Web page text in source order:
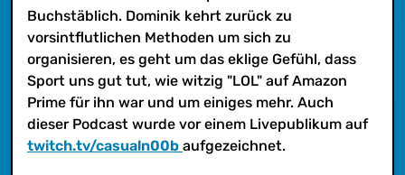
Buchstäblich. Dominik kehrt zurück zu
vorsintflutlichen Methoden um sich zu
organisieren, es geht um das eklige Gefühl, dass
Sport uns gut tut, wie witzig "LOL" auf Amazon
Prime für ihn war und um einiges mehr. Auch
dieser Podcast wurde vor einem Livepublikum auf
twitch.tv/casualn00b aufgezeichnet.